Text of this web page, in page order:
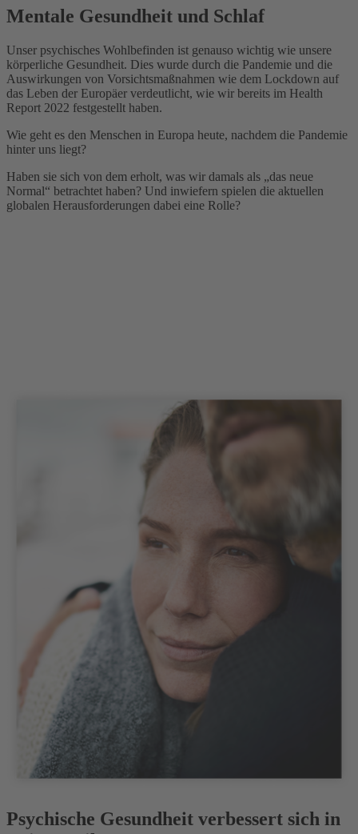
Mentale Gesundheit und Schlaf
Unser psychisches Wohlbefinden ist genauso wichtig wie unsere
körperliche Gesundheit. Dies wurde durch die Pandemie und die
Auswirkungen von Vorsichtsmaßnahmen wie dem Lockdown auf
das Leben der Europäer verdeutlicht, wie wir bereits im Health
Report 2022 festgestellt haben.
Wie geht es den Menschen in Europa heute, nachdem die Pandemie
hinter uns liegt?
Haben sie sich von dem erholt, was wir damals als „das neue
Normal“ betrachtet haben? Und inwiefern spielen die aktuellen
globalen Herausforderungen dabei eine Rolle?
Psychische Gesundheit verbessert sich in